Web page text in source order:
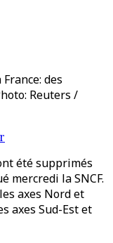
des
Reuters /
été supprimés
mercredi la SNCF.
axes Nord et
axes Sud-Est et